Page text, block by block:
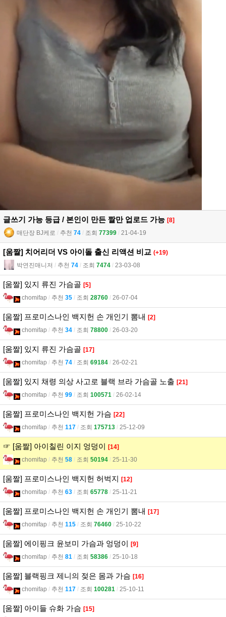
글쓰기 가능 등급 / 본인이 만든 짤만 업로드 가능 [8]
매단장 BJ케로 l 추천 74 l 조회 77399 l 21-04-19
[움짤] 치어리더 VS 아이돌 출신 리액션 비교 (+19)
박연진매니저 l 추천 74 l 조회 7474 l 23-03-08
[움짤] 있지 류진 가슴골 [5]
chomifap l 추천 35 l 조회 28760 l 26-07-04
[움짤] 프로미스나인 백지헌 손 개인기 뽐내 [2]
chomifap l 추천 34 l 조회 78800 l 26-03-20
[움짤] 있지 류진 가슴골 [17]
chomifap l 추천 74 l 조회 69184 l 26-02-21
[움짤] 있지 채령 의상 사고로 블랙 브라 가슴골 노출 [21]
chomifap l 추천 99 l 조회 100571 l 26-02-14
[움짤] 프로미스나인 백지헌 가슴 [22]
chomifap l 추천 117 l 조회 175713 l 25-12-09
☞ [움짤] 아이칠린 이지 엉덩이 [14]
chomifap l 추천 58 l 조회 50194 l 25-11-30
[움짤] 프로미스나인 백지헌 허벅지 [12]
chomifap l 추천 63 l 조회 65778 l 25-11-21
[움짤] 프로미스나인 백지헌 손 개인기 뽐내 [17]
chomifap l 추천 115 l 조회 76460 l 25-10-22
[움짤] 에이핑크 윤보미 가슴과 엉덩이 [9]
chomifap l 추천 81 l 조회 58386 l 25-10-18
[움짤] 블랙핑크 제니의 젖은 몸과 가슴 [16]
chomifap l 추천 117 l 조회 100281 l 25-10-11
[움짤] 아이들 슈화 가슴 [15]